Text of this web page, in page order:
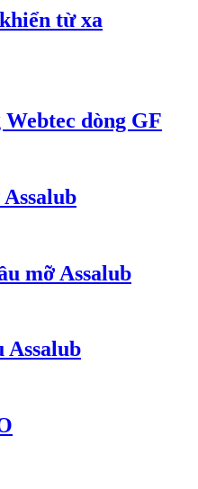
từ xa
dòng GF
mỡ Assalub
Assalub